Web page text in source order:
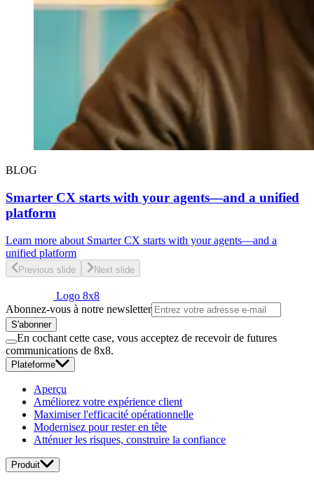
BLOG
Smarter CX starts with your agents—and a unified
platform
Learn more about Smarter CX starts with your agents—and a
unified platform
Previous slide Next slide
Logo 8x8
Abonnez-vous à notre newsletter
S'abonner
En cochant cette case, vous acceptez de recevoir de futures
communications de 8x8.
Plateforme
Aperçu
Améliorez votre expérience client
Maximiser l'efficacité opérationnelle
Modernisez pour rester en tête
Atténuer les risques, construire la confiance
Produit